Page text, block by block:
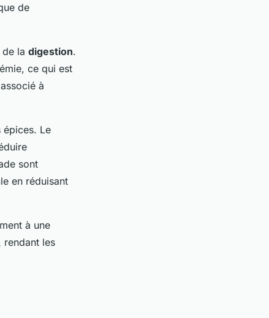
de
de la digestion.
ce qui est
à
épices. Le
sont
en réduisant
à une
rendant les